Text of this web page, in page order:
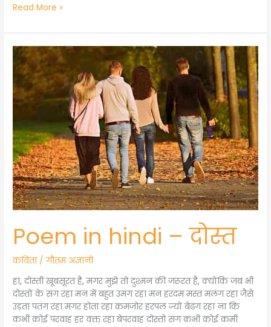
c
e
b
o
o
k
itt
er s
a
g
e
s
e
n
g
er
ts
A
p
p
e
Read More »
Poem in hindi – दोस्त
कविता/गौतम अज्ञानी
हां, दोस्ती खूबसूरत है, मगर मुझे तो दुश्मन की जरूरत है, क्योंकि जब भी
दोस्तों के संग रहा मन में बहुत उमंग रहा मन हरदम मस्त मलंग रहा जैसे
उड़ता पतंग रहा मगर होता रहा कमजोर हरपल ज्यों बेढंग रहा ना कि
कभी कोई परवाह हर वक्त रहा बेपरवाह दोस्तो संग कभी कोई कमी
Poem
hindi
–
दोस्त